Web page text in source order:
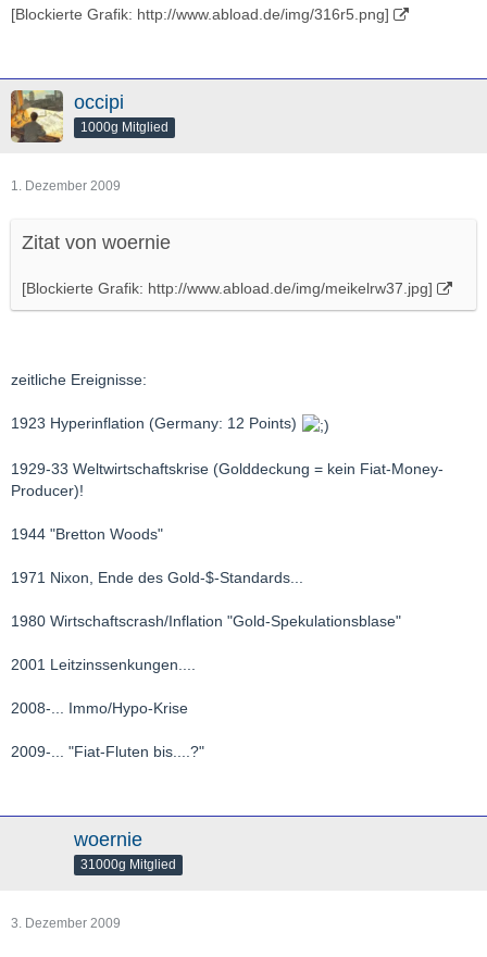
[Blockierte Grafik: http://www.abload.de/img/316r5.png]
occipi
1000g Mitglied
1. Dezember 2009
Zitat von woernie
[Blockierte Grafik: http://www.abload.de/img/meikelrw37.jpg]
zeitliche Ereignisse:
1923 Hyperinflation (Germany: 12 Points)
1929-33 Weltwirtschaftskrise (Golddeckung = kein Fiat-Money-
Producer)!
1944 "Bretton Woods"
1971 Nixon, Ende des Gold-$-Standards...
1980 Wirtschaftscrash/Inflation "Gold-Spekulationsblase"
2001 Leitzinssenkungen....
2008-... Immo/Hypo-Krise
2009-... "Fiat-Fluten bis....?"
woernie
31000g Mitglied
3. Dezember 2009